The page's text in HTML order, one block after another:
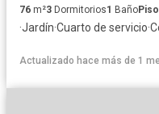
76 m²3 Dormitorios1 BañoPiso
·Jardín·Cuarto de servicio·
Actualizado hace más de 1